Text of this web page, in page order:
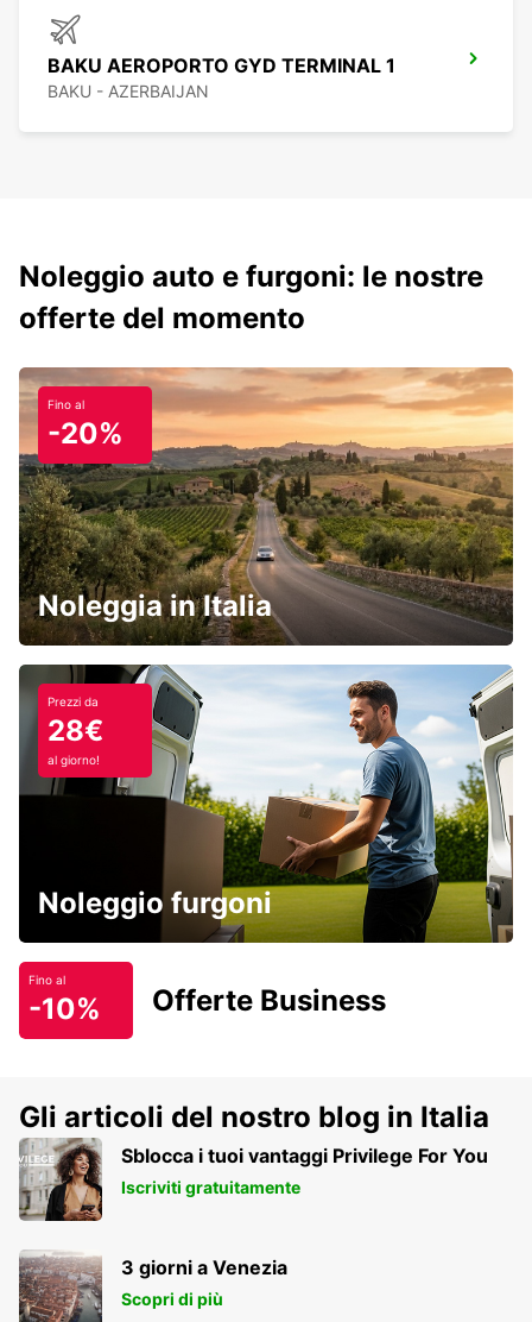
BAKU AEROPORTO GYD TERMINAL 1
BAKU - AZERBAIJAN
Noleggio auto e furgoni: le nostre
offerte del momento
Fino al
-20%
Noleggia in Italia
Prezzi da
28€
al giorno!
Noleggio furgoni
Fino al
-10% Offerte Business
Gli articoli del nostro blog in Italia
Sblocca i tuoi vantaggi Privilege For You
Iscriviti gratuitamente
3 giorni a Venezia
Scopri di più